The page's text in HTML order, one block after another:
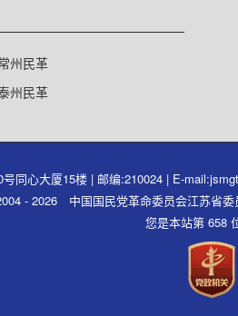
州民革
州民革
同心大厦15楼 | 邮编:210024 | E-
- 2026 中国国民党革命委员会江苏省
您是本站第 658